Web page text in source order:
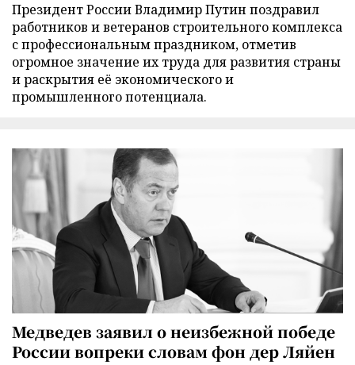
Президент России Владимир Путин поздравил
работников и ветеранов строительного комплекса
с профессиональным праздником, отметив
огромное значение их труда для развития страны
и раскрытия её экономического и
промышленного потенциала.
Медведев заявил о неизбежной победе
России вопреки словам фон дер Ляйен